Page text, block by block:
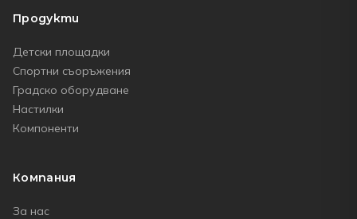
Продукти
Детски площадки
Спортни съоръжения
Градско оборудване
Настилки
Компоненти
Компания
За нас